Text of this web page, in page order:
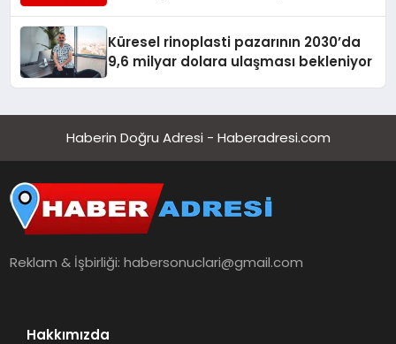
Küresel rinoplasti pazarının 2030’da
9,6 milyar dolara ulaşması bekleniyor
Haberin Doğru Adresi - Haberadresi.com
Reklam & İşbirliği:habersonuclari@gmail.com
Hakkımızda